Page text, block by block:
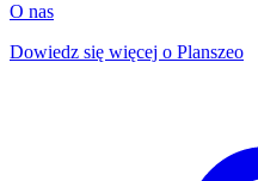
O nas
Dowiedz się więcej o Planszeo